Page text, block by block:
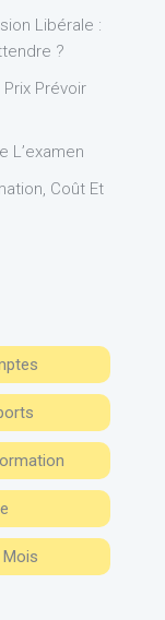
Libérale :
?
Prévoir
L’examen
Coût Et